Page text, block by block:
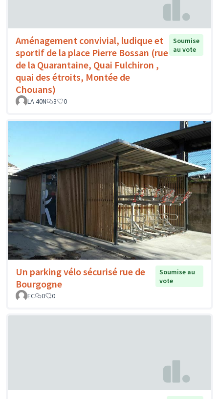
Aménagement convivial, ludique et
sportif de la place Pierre Bossan (rue
de la Quarantaine, Quai Fulchiron ,
quai des étroits, Montée de
Chouans)
Soumise
au vote
LA 40N 3 0
Un parking vélo sécurisé rue de
Bourgogne
Soumise au
vote
EC
0 0